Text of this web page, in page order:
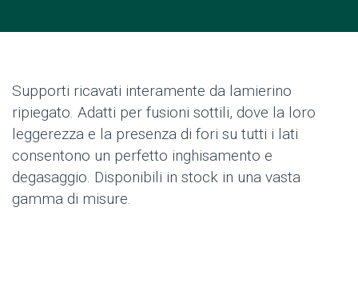
Supporti ricavati interamente da lamierino
ripiegato. Adatti per fusioni sottili, dove la loro
leggerezza e la presenza di fori su tutti i lati
consentono un perfetto inghisamento e
degasaggio. Disponibili in stock in una vasta
gamma di misure.